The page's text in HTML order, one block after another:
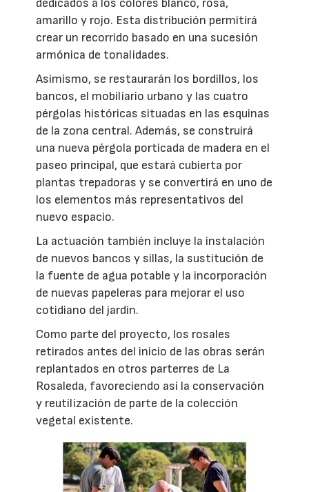
dedicados a los colores blanco, rosa,
amarillo y rojo. Esta distribución permitirá
crear un recorrido basado en una sucesión
armónica de tonalidades.
Asimismo, se restaurarán los bordillos, los
bancos, el mobiliario urbano y las cuatro
pérgolas históricas situadas en las esquinas
de la zona central. Además, se construirá
una nueva pérgola porticada de madera en el
paseo principal, que estará cubierta por
plantas trepadoras y se convertirá en uno de
los elementos más representativos del
nuevo espacio.
La actuación también incluye la instalación
de nuevos bancos y sillas, la sustitución de
la fuente de agua potable y la incorporación
de nuevas papeleras para mejorar el uso
cotidiano del jardín.
Como parte del proyecto, los rosales
retirados antes del inicio de las obras serán
replantados en otros parterres de La
Rosaleda, favoreciendo así la conservación
y reutilización de parte de la colección
vegetal existente.